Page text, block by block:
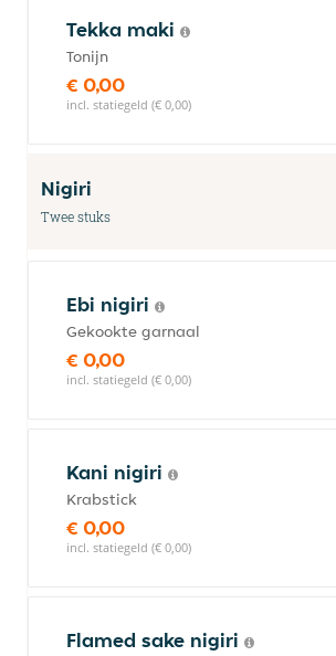
Tekka maki
Tonijn
€ 0,00
incl. statiegeld (€ 0,00)
Nigiri
Twee stuks
Ebi nigiri
Gekookte garnaal
€ 0,00
incl. statiegeld (€ 0,00)
Kani nigiri
Krabstick
€ 0,00
incl. statiegeld (€ 0,00)
Flamed sake nigiri